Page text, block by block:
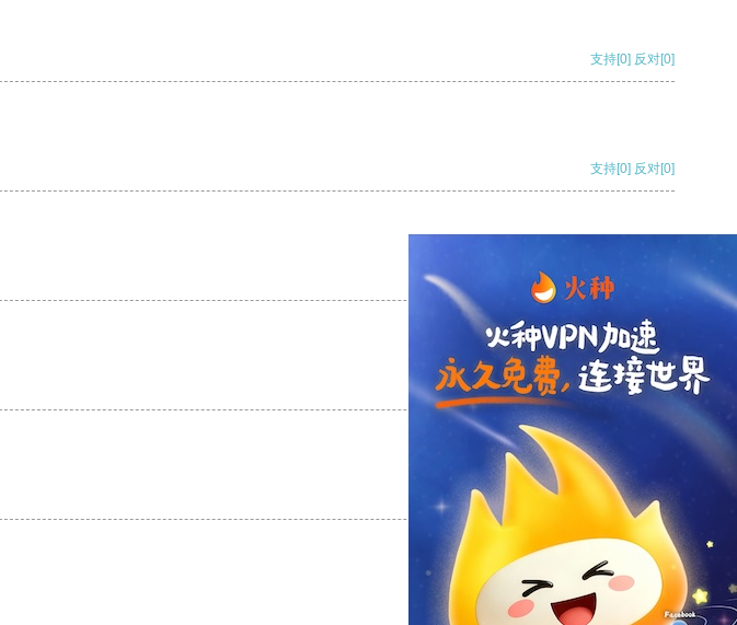
支持[0] 反对[0]
支持[0] 反对[0]
支持
支持[0] 反对[0]
支持[0] 反对[0]